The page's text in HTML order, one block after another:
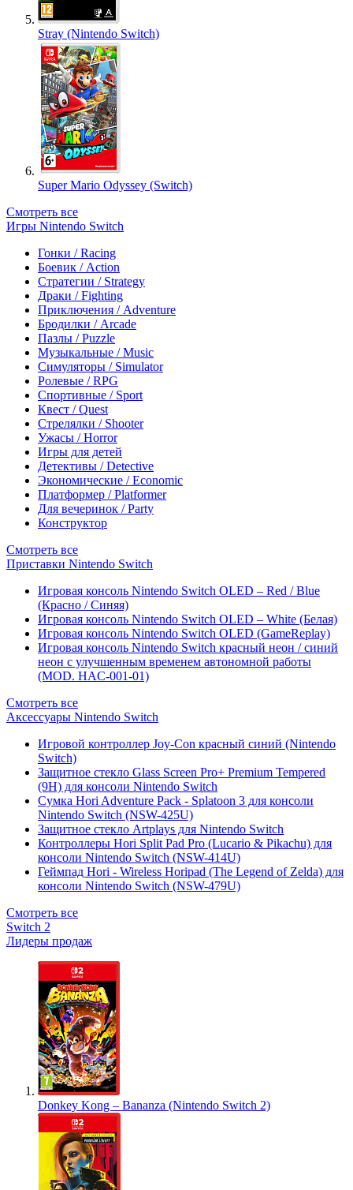
Stray (Nintendo Switch)
Super Mario Odyssey (Switch)
Смотреть все
Игры Nintendo Switch
Гонки / Racing
Боевик / Action
Стратегии / Strategy
Драки / Fighting
Приключения / Adventure
Бродилки / Arcade
Пазлы / Puzzle
Музыкальные / Music
Симуляторы / Simulator
Ролевые / RPG
Спортивные / Sport
Квест / Quest
Стрелялки / Shooter
Ужасы / Horror
Игры для детей
Детективы / Detective
Экономические / Economic
Платформер / Platformer
Для вечеринок / Party
Конструктор
Смотреть все
Приставки Nintendo Switch
Игровая консоль Nintendo Switch OLED – Red / Blue
(Красно / Синяя)
Игровая консоль Nintendo Switch OLED – White (Белая)
Игровая консоль Nintendo Switch OLED (GameReplay)
Игровая консоль Nintendo Switch красный неон / синий
неон с улучшенным временем автономной работы
(MOD. HAC-001-01)
Смотреть все
Аксессуары Nintendo Switch
Игровой контроллер Joy-Con красный синий (Nintendo
Switch)
Защитное стекло Glass Screen Pro+ Premium Tempered
(9H) для консоли Nintendo Switch
Сумка Hori Adventure Pack - Splatoon 3 для консоли
Nintendo Switch (NSW-425U)
Защитное стекло Artplays для Nintendo Switch
Контроллеры Hori Split Pad Pro (Lucario & Pikachu) для
консоли Nintendo Switch (NSW-414U)
Геймпад Hori - Wireless Horipad (The Legend of Zelda) для
консоли Nintendo Switch (NSW-479U)
Смотреть все
Switch 2
Лидеры продаж
Donkey Kong – Bananza (Nintendo Switch 2)